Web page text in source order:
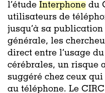
l’étude Interphone du
utilisateurs de
jusqu’à sa publication
générale, les
direct entre l’usage
cérébrales, un risque
suggéré chez ceux
au téléphone. Le